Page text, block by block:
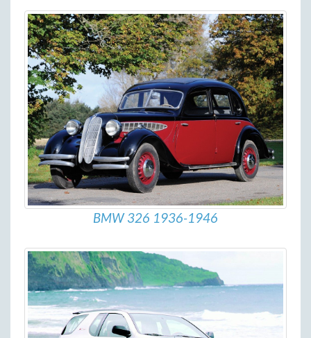
BMW 326 1936-1946